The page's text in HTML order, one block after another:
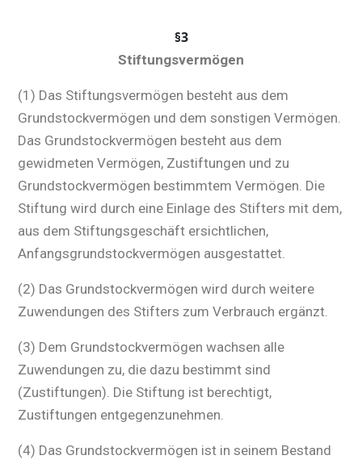
§3
Stiftungsvermögen
(1) Das Stiftungsvermögen besteht aus dem
Grundstockvermögen und dem sonstigen Vermögen.
Das Grundstockvermögen besteht aus dem
gewidmeten Vermögen, Zustiftungen und zu
Grundstockvermögen bestimmtem Vermögen. Die
Stiftung wird durch eine Einlage des Stifters mit dem,
aus dem Stiftungsgeschäft ersichtlichen,
Anfangsgrundstockvermögen ausgestattet.
(2) Das Grundstockvermögen wird durch weitere
Zuwendungen des Stifters zum Verbrauch ergänzt.
(3) Dem Grundstockvermögen wachsen alle
Zuwendungen zu, die dazu bestimmt sind
(Zustiftungen). Die Stiftung ist berechtigt,
Zustiftungen entgegenzunehmen.
(4) Das Grundstockvermögen ist in seinem Bestand